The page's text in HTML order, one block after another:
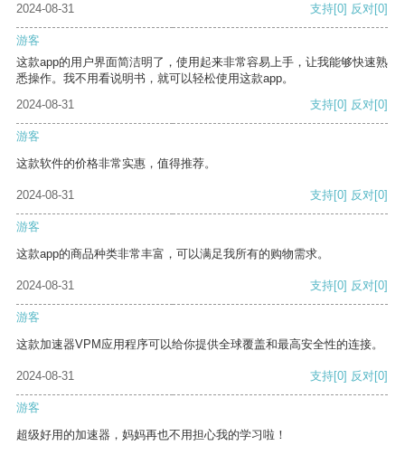
2024-08-31
支持[0] 反对[0]
游客
这款app的用户界面简洁明了，使用起来非常容易上手，让我能够快速熟
悉操作。我不用看说明书，就可以轻松使用这款app。
2024-08-31
支持[0] 反对[0]
游客
这款软件的价格非常实惠，值得推荐。
2024-08-31 支持[0] 反对[0]
游客
这款app的商品种类非常丰富，可以满足我所有的购物需求。
2024-08-31 支持[0] 反对[0]
游客
这款加速器VPM应用程序可以给你提供全球覆盖和最高安全性的连接。
2024-08-31 支持[0] 反对[0]
游客
超级好用的加速器，妈妈再也不用担心我的学习啦！